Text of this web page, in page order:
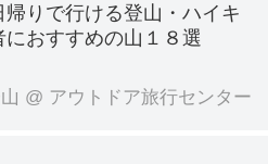
帰りで行ける登山・ハイキ
におすすめの山１８選
@ アウトドア旅行センター